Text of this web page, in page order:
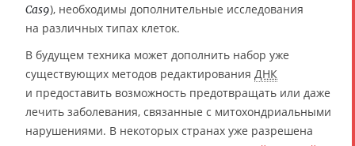
Cas9), необходимы дополнительные исследования
на различных типах клеток.
В будущем техника может дополнить набор уже
существующих методов редактирования ДНК
и предоставить возможность предотвращать или даже
лечить заболевания, связанные с митохондриальными
нарушениями. В некоторых странах уже разрешена